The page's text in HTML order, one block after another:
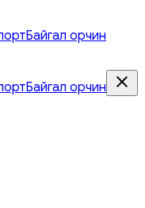
Байгал орчин
Байгал орчин